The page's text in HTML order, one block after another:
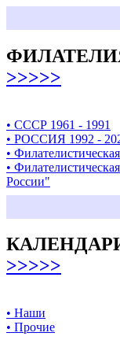
>>>>>
• СССР 1961 - 1991
• РОССИЯ 1992 -
•
•
России"
>>>>>
• Наши
• Прочие